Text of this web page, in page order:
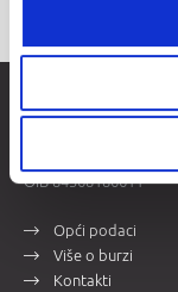
Zagrebačka burza
OIB 84368186611
Opći podaci
Više o burzi
Kontakti